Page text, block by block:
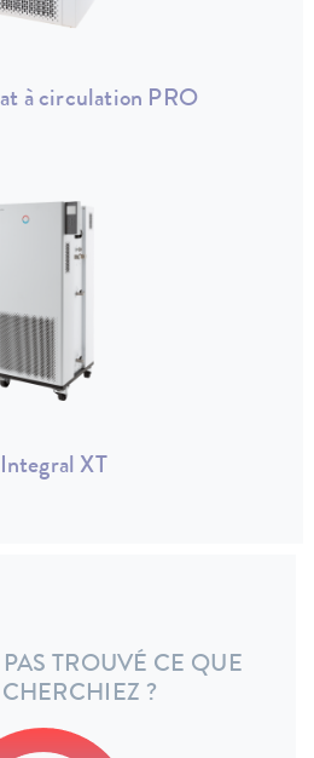
à circulation PRO
Integral XT
TROUVÉ CE QUE
?